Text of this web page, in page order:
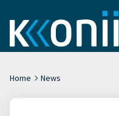
Home News